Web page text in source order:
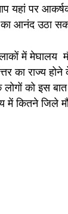
यहां पर
का आनंद उठा
में मेघालय
का राज्य
लोगों को इस
में कितने जिले